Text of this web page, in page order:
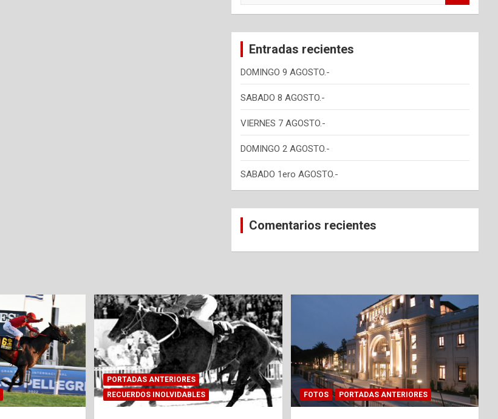
c
Entradas recientes
DOMINGO 9 AGOSTO.-
SABADO 8 AGOSTO.-
VIERNES 7 AGOSTO.-
DOMINGO 2 AGOSTO.-
SABADO 1ero AGOSTO.-
Comentarios recientes
PORTADAS ANTERIORES
RECUERDOS INOLVIDABLES
FOTOS PORTADAS ANTERIORES